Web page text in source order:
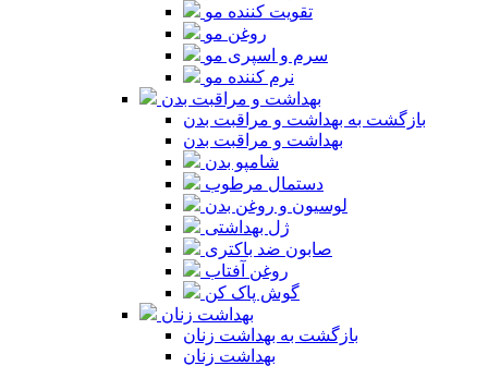
تقویت کننده مو
روغن مو
سرم و اسپری مو
نرم کننده مو
بهداشت و مراقبت بدن
بازگشت به بهداشت و مراقبت بدن
بهداشت و مراقبت بدن
شامپو بدن
دستمال مرطوب
لوسیون و روغن بدن
ژل بهداشتی
صابون ضد باکتری
روغن آفتاب
گوش پاک کن
بهداشت زنان
بازگشت به بهداشت زنان
بهداشت زنان